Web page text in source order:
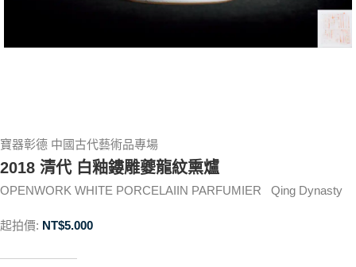
寶器彰德 中國古代藝術品專場
2018 清代 白釉鏤雕夔龍紋熏爐
OPENWORK WHITE PORCELAIIN PARFUMIER Qing Dynasty
起拍價: NT$5.000